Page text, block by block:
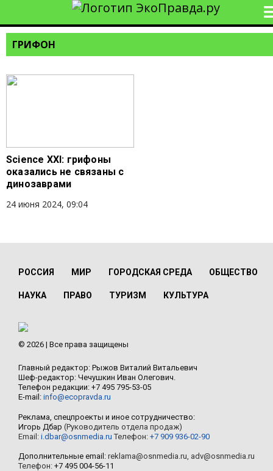
ГРИФОН
Science XXI: грифоны
оказались не связаны с
динозаврами
24 июня 2024, 09:04
РОССИЯ МИР ГОРОДСКАЯ СРЕДА ОБЩЕСТВО
НАУКА ПРАВО ТУРИЗМ КУЛЬТУРА
© 2026 | Все права защищены
Главный редактор: Рыжов Виталий Витальевич
Шеф-редактор: Чечушкин Иван Олегович.
Телефон редакции: +7 495 795-53-05
E-mail: info@ecopravda.ru
Реклама, спецпроекты и иное сотрудничество:
Игорь Дбар (Руководитель отдела продаж)
Email: i.dbar@osnmedia.ru Телефон: +7 909 936-02-90
Дополнительные email: reklama@osnmedia.ru, adv@osnmedia.ru
Телефон: +7 495 004-56-11